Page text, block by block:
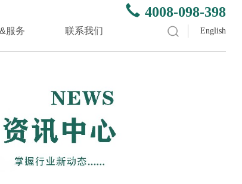
4008-098-398
English
服务 联系我们